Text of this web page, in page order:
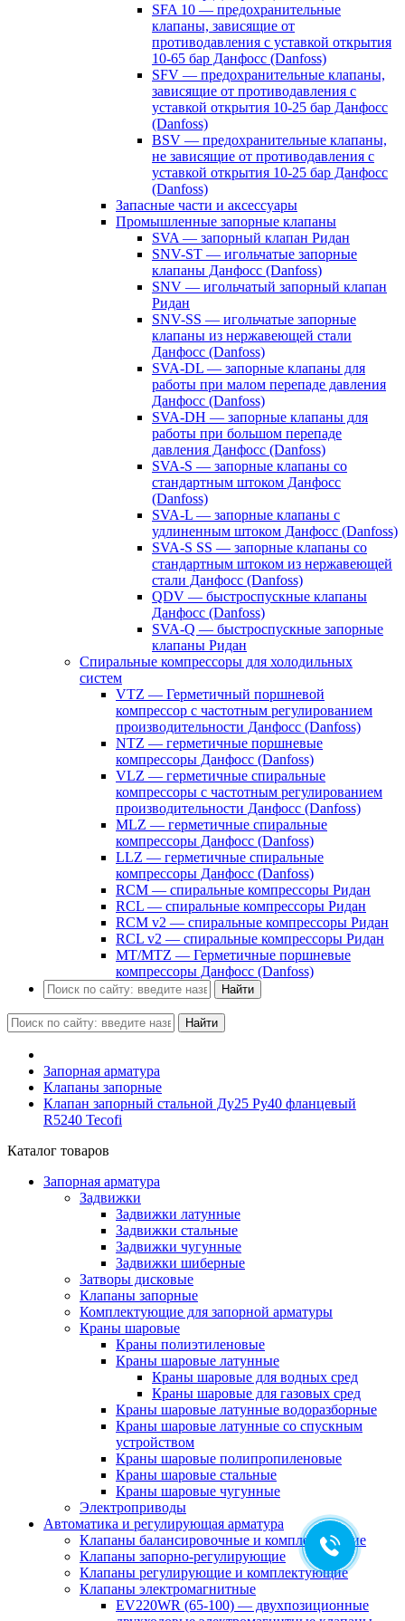
SFA 10 — предохранительные
клапаны, зависящие от
противодавления с уставкой открытия
10-65 бар Данфосс (Danfoss)
SFV — предохранительные клапаны,
зависящие от противодавления с
уставкой открытия 10-25 бар Данфосс
(Danfoss)
BSV — предохранительные клапаны,
не зависящие от противодавления с
уставкой открытия 10-25 бар Данфосс
(Danfoss)
Запасные части и аксессуары
Промышленные запорные клапаны
SVA — запорный клапан Ридан
SNV-ST — игольчатые запорные
клапаны Данфосс (Danfoss)
SNV — игольчатый запорный клапан
Ридан
SNV-SS — игольчатые запорные
клапаны из нержавеющей стали
Данфосс (Danfoss)
SVA-DL — запорные клапаны для
работы при малом перепаде давления
Данфосс (Danfoss)
SVA-DH — запорные клапаны для
работы при большом перепаде
давления Данфосс (Danfoss)
SVA-S — запорные клапаны со
стандартным штоком Данфосс
(Danfoss)
SVA-L — запорные клапаны с
удлиненным штоком Данфосс (Danfoss)
SVA-S SS — запорные клапаны со
стандартным штоком из нержавеющей
стали Данфосс (Danfoss)
QDV — быстроспускные клапаны
Данфосс (Danfoss)
SVA-Q — быстроспускные запорные
клапаны Ридан
Спиральные компрессоры для холодильных
систем
VTZ — Герметичный поршневой
компрессор с частотным регулированием
производительности Данфосс (Danfoss)
NTZ — герметичные поршневые
компрессоры Данфосс (Danfoss)
VLZ — герметичные спиральные
компрессоры с частотным регулированием
производительности Данфосс (Danfoss)
MLZ — герметичные спиральные
компрессоры Данфосс (Danfoss)
LLZ — герметичные спиральные
компрессоры Данфосс (Danfoss)
RCM — спиральные компрессоры Ридан
RCL — спиральные компрессоры Ридан
RCM v2 — спиральные компрессоры Ридан
RCL v2 — спиральные компрессоры Ридан
MT/MTZ — Герметичные поршневые
компрессоры Данфосс (Danfoss)
Найти
Найти
Запорная арматура
Клапаны запорные
Клапан запорный стальной Ду25 Ру40 фланцевый
R5240 Tecofi
Каталог товаров
Запорная арматура
Задвижки
Задвижки латунные
Задвижки стальные
Задвижки чугунные
Задвижки шиберные
Затворы дисковые
Клапаны запорные
Комплектующие для запорной арматуры
Краны шаровые
Краны полиэтиленовые
Краны шаровые латунные
Краны шаровые для водных сред
Краны шаровые для газовых сред
Краны шаровые латунные водоразборные
Краны шаровые латунные со спускным
устройством
Краны шаровые полипропиленовые
Краны шаровые стальные
Краны шаровые чугунные
Электроприводы
Автоматика и регулирующая арматура
Клапаны балансировочные и комплектующие
Клапаны запорно-регулирующие
Клапаны регулирующие и комплектующие
Клапаны электромагнитные
EV220WR (65-100) — двухпозиционные